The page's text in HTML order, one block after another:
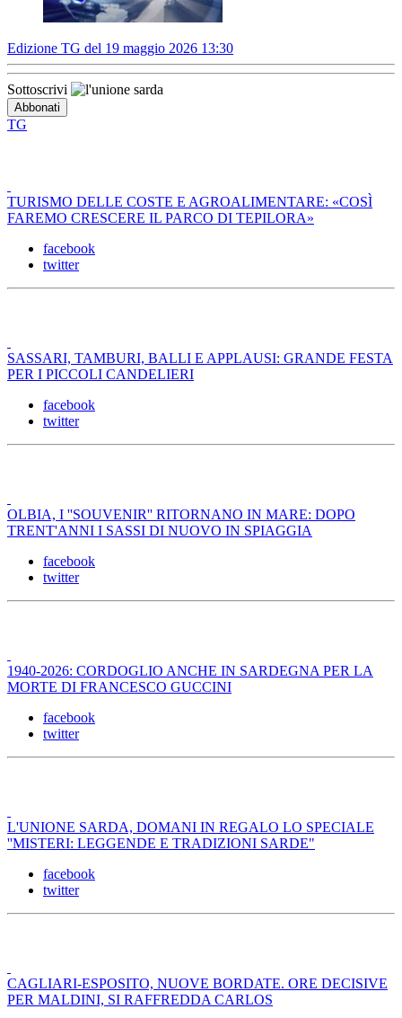
Edizione TG del 19 maggio 2026 13:30
Sottoscrivi
TG
TURISMO DELLE COSTE E AGROALIMENTARE: «COSÌ
FAREMO CRESCERE IL PARCO DI TEPILORA»
facebook
twitter
SASSARI, TAMBURI, BALLI E APPLAUSI: GRANDE FESTA
PER I PICCOLI CANDELIERI
facebook
twitter
OLBIA, I ''SOUVENIR'' RITORNANO IN MARE: DOPO
TRENT'ANNI I SASSI DI NUOVO IN SPIAGGIA
facebook
twitter
1940-2026: CORDOGLIO ANCHE IN SARDEGNA PER LA
MORTE DI FRANCESCO GUCCINI
facebook
twitter
L'UNIONE SARDA, DOMANI IN REGALO LO SPECIALE
''MISTERI: LEGGENDE E TRADIZIONI SARDE"
facebook
twitter
CAGLIARI-ESPOSITO, NUOVE BORDATE. ORE DECISIVE
PER MALDINI, SI RAFFREDDA CARLOS